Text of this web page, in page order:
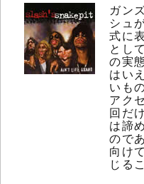
ガン
シュ
式に
とし
の実
はい
いも
アク
回だ
は諦
ので
向け
じる